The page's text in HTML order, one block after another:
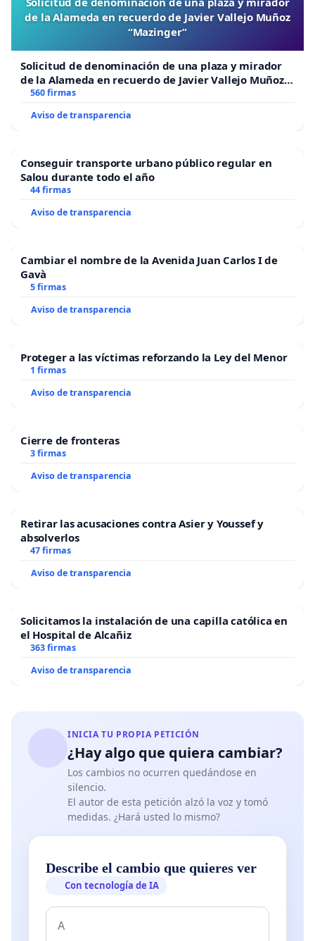
de la Alameda en recuerdo de Javier Vallejo Muñoz
“Mazinger”
Solicitud de denominación de una plaza y mirador
de la Alameda en recuerdo de Javier Vallejo Muñoz
“Mazinger”
560 firmas
Aviso de transparencia
Conseguir transporte urbano público regular en
Salou durante todo el año
44 firmas
Aviso de transparencia
Cambiar el nombre de la Avenida Juan Carlos I de
Gavà
5 firmas
Aviso de transparencia
Proteger a las víctimas reforzando la Ley del Menor
1 firmas
Aviso de transparencia
Cierre de fronteras
3 firmas
Aviso de transparencia
Retirar las acusaciones contra Asier y Youssef y
absolverlos
47 firmas
Aviso de transparencia
Solicitamos la instalación de una capilla católica en
el Hospital de Alcañiz
363 firmas
Aviso de transparencia
INICIA TU PROPIA PETICIÓN
¿Hay algo que quiera cambiar?
Los cambios no ocurren quedándose en
silencio.
El autor de esta petición alzó la voz y tomó
medidas. ¿Hará usted lo mismo?
Describe el cambio que quieres ver
Con tecnología de IA